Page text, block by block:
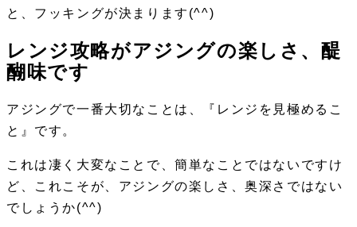
と、フッキングが決まります(^^)
レンジ攻略がアジングの楽しさ、醍
醐味です
アジングで一番大切なことは、『レンジを見極めるこ
と』 です。
これは凄く大変なことで、簡単なことではないですけ
ど、これこそが、アジングの楽しさ、奥深さではない
でしょうか(^^)